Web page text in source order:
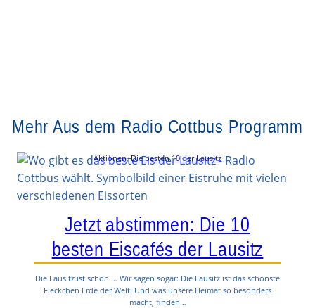
Mehr Aus dem Radio Cottbus Programm
Aktionen, Die besten 10 der Lausitz
Jetzt abstimmen: Die 10
besten Eiscafés der Lausitz
Die Lausitz ist schön … Wir sagen sogar: Die Lausitz ist das schönste
Fleckchen Erde der Welt! Und was unsere Heimat so besonders
macht, finden…